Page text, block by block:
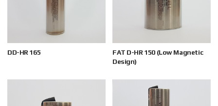
DD-HR 165
FAT D-HR 150 (Low Magnetic
Design)